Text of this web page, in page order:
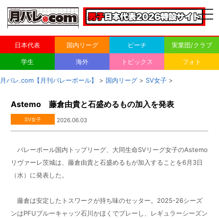
日本代表 国内リーグ ビーチ 実業団/クラブ
学生 海外 トピックス フォト
月バレ.com【月刊バレーボール】 > 国内リーグ > SV女子 >
Astemo 藤倉由貴と石盛めるもの加入を発表
SV女子 2026.06.03
バレーボール国内トップリーグ、大同生命SVリーグ女子のAstemo
リヴァーレ茨城は、藤倉由貴と石盛めるもが加入することを6月3日
（水）に発表した。
藤倉は安定したトスワークが持ち味のセッター。2025-26シーズ
ンはPFUブルーキャッツ石川かほくでプレーし、レギュラーシーズン